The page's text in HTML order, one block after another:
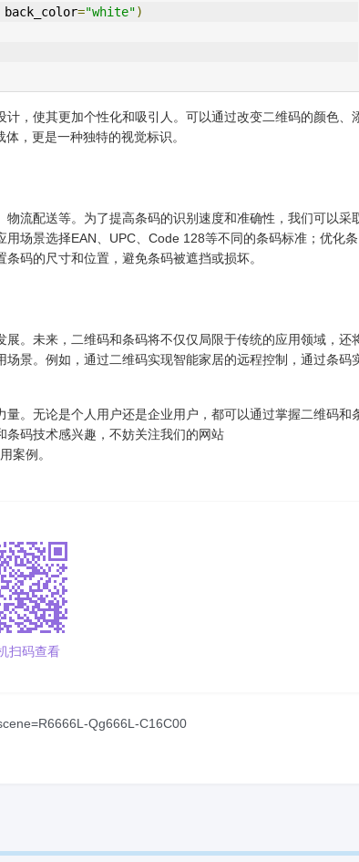
back_color="white")
，使其更加个性化和吸引人。可以通过改变二维码的颜色、
，更是一种独特的视觉标识。
流配送等。为了提高条码的识别速度和准确性，我们可以采
场景选择EAN、UPC、Code 128等不同的条码标准；优化条
码的尺寸和位置，避免条码被遮挡或损坏。
。未来，二维码和条码将不仅仅局限于传统的应用领域，还
景。例如，通过二维码实现智能家居的远程控制，通过条码
。无论是个人用户还是企业用户，都可以通过掌握二维码和
码技术感兴趣，不妨关注我们的网站
案例。
扫码查看
Qg666L-C16C00